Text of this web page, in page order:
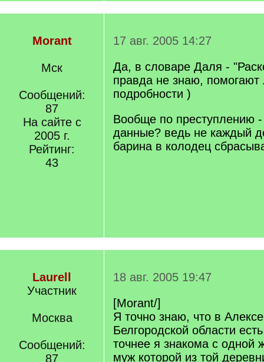
Morant
Мск
Сообщений:
87
На сайте с
2005 г.
Рейтинг:
43
17 авг. 2005 14:27
Да, в словаре Даля -
правда не знаю, помогают
подробности )
Вообще по преступлению -
данные? ведь не каждый
барина в колодец
Laurell
Участник
Москва
Сообщений:
87
18 авг. 2005 19:47
[Morant/]
Я точно знаю, что в
Белгородской области
точнее я знакома с
муж которой из той